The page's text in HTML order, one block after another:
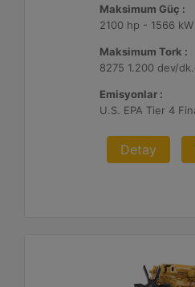
Maksimum Güç :
2100 hp - 1566 kW
Maksimum Tork :
Emisyonlar :
Detay